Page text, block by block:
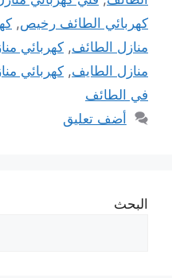
كهربائي الطائف رخيص,
منازل الطائف, كهربائي
منازل الطايف, كهربائي
في الطائف
أضف تعليق
البحث